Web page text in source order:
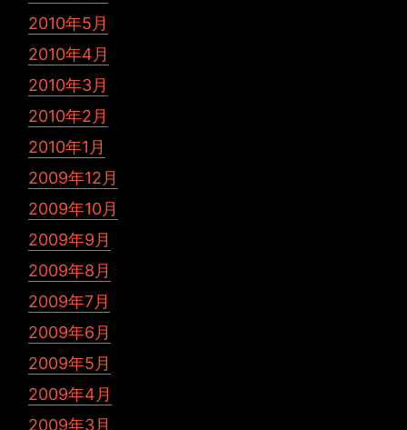
2010年5月
2010年4月
2010年3月
2010年2月
2010年1月
2009年12月
2009年10月
2009年9月
2009年8月
2009年7月
2009年6月
2009年5月
2009年4月
2009年3月